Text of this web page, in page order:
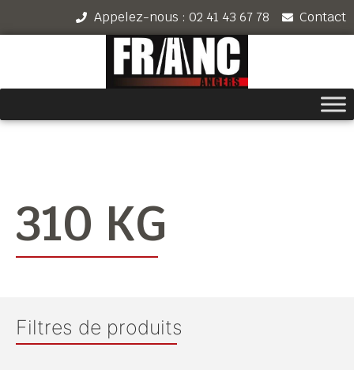
Appelez-nous : 02 41 43 67 78 Contact
310 KG
Filtres de produits